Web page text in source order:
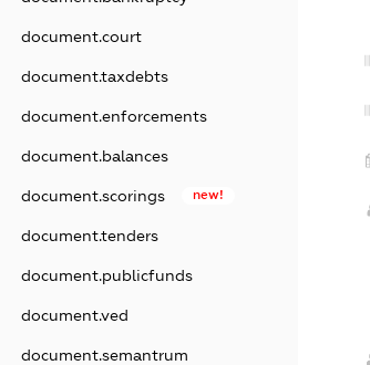
document.court
document.taxdebts
document.enforcements
document.balances
document.scorings new!
document.tenders
document.publicfunds
document.ved
document.semantrum